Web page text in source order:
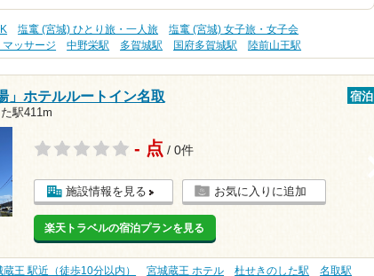
塩竃 (宮城) ひとり旅・一人旅
塩竃 (宮城) 女子旅・女子会
ッサージ
中野栄駅 多賀城駅 国府多賀城駅 陸前山王駅
」ホテルルートイン名取
駅411m
宿泊
- 点 / 0件
施設情報を見る お気に入りに追加
楽天トラベルの宿泊プランを見る
蔵王 駅近（徒歩10分以内） 宮城蔵王 ホテル 杜せきのした駅 名取駅